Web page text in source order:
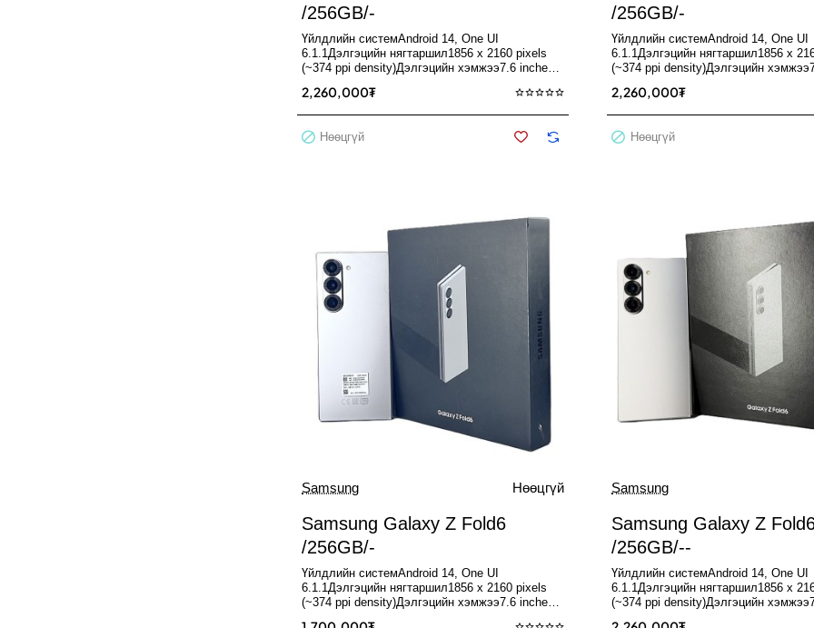
/256GB/-
Үйлдлийн системAndroid 14, One UI
6.1.1Дэлгэцийн нягтаршил1856 x 2160 pixels
(~374 ppi density)Дэлгэцийн хэмжээ7.6 inches,
2,260,000₮
Нөөцгүй
/256GB/-
Үйлдлийн системAndroid 14, One UI
6.1.1Дэлгэцийн нягтаршил1856 x
(~374 ppi density)Дэлгэцийн
2,260,000₮
Нөөцгүй
Зарагдсан
Нөөцгүй
Samsung Нөөцгүй
Samsung Galaxy Z Fold6
/256GB/-
Үйлдлийн системAndroid 14, One UI
6.1.1Дэлгэцийн нягтаршил1856 x 2160 pixels
(~374 ppi density)Дэлгэцийн хэмжээ7.6 inches,
Нөөцгүй
Samsung
Samsung Galaxy Z
/256GB/--
Үйлдлийн системAndroid 14, One UI
6.1.1Дэлгэцийн нягтаршил1856 x
(~374 ppi density)Дэлгэцийн